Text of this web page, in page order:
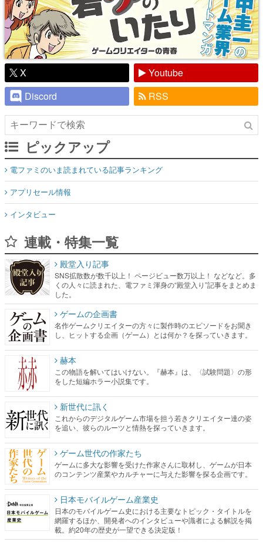
X
Youtube
Discord
RSS
ピックアップ
電ファミのいま読まれている記事ランキング
アプリセール情報
インタビュー
連載・特集一覧
殿堂入り記事
SNS拡散数が数千以上！ ページビュー数万以上！ などなど。多
くの人々に読まれた、電ファミ渾身の“殿堂入り”記事をまとめま
した。
ゲームの企画書
名作ゲームクリエイターの方々に製作時のエピソードをお聞き
し、ヒットする企画（ゲーム）とは何か？を探っていきます。
赫本
この物語を解いてはいけない。『赫本』は、〈試験問題〉の形
をした短編ホラー小説集です。
新世代に訊く
これからのデジタルゲーム市場を担う若きクリエイター達の姿
を追い、彼らのルーツと情熱を探っていきます。
ゲーム世代の作家たち
ゲームに多大な影響を受けた作家さんに取材し、ゲームが日本
のコンテンツ産業やカルチャーに与えた影響を探る企画です。
日本モバイルゲーム産業史
日本のモバイルゲーム史における主要なトピック・タイトルを
網羅するほか、開発者へのインタビューや識者による解説を掲
載。約20年の歴史が一望できる決定版！